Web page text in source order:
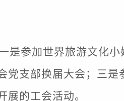
是参加世界旅游文化
党支部换届大会；三是
展的工会活动。